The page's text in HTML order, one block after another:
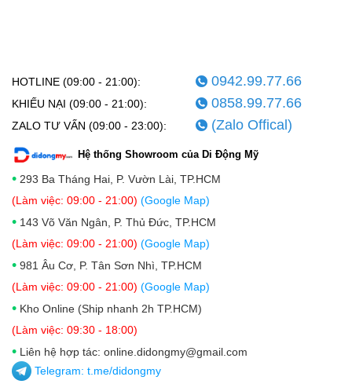
HOTLINE (09:00 - 21:00): 0942.99.77.66
KHIẾU NẠI (09:00 - 21:00): 0858.99.77.66
ZALO TƯ VẤN (09:00 - 23:00): (Zalo Offical)
Hệ thống Showroom của Di Động Mỹ
• 293 Ba Tháng Hai, P. Vườn Lài, TP.HCM
(Làm việc: 09:00 - 21:00) (Google Map)
• 143 Võ Văn Ngân, P. Thủ Đức, TP.HCM
(Làm việc: 09:00 - 21:00) (Google Map)
• 981 Âu Cơ, P. Tân Sơn Nhì, TP.HCM
(Làm việc: 09:00 - 21:00) (Google Map)
• Kho Online (Ship nhanh 2h TP.HCM)
(Làm việc: 09:30 - 18:00)
• Liên hệ hợp tác: online.didongmy@gmail.com
Telegram: t.me/didongmy